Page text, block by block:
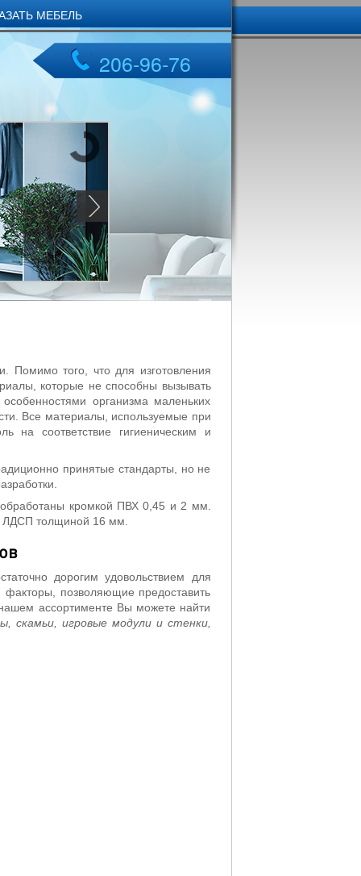
206-96-76
МЕБЕЛЬ
того, что для изготовления
которые не способны вызывать
организма маленьких
Все материалы, используемые при
на соответствие гигиеническим и
принятые стандарты, но не
кромкой ПВХ 0,45 и 2 мм.
ЛДСП толщиной 16 мм.
дорогим удовольствием для
факторы, позволяющие предоставить
ассортименте Вы можете найти
игровые модули и стенки,